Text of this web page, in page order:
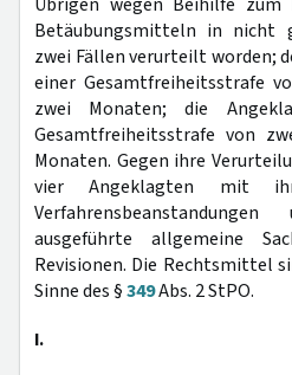
Betäubungsmitteln in nicht
zwei Fällen verurteilt worden;
einer Gesamtfreiheitsstrafe
zwei Monaten; die
Gesamtfreiheitsstrafe von
Monaten. Gegen ihre
vier Angeklagten mit
ausgeführte allgemeine
Revisionen. Die Rechtsmittel
Sinne des §349Abs. 2 StPO.
I.